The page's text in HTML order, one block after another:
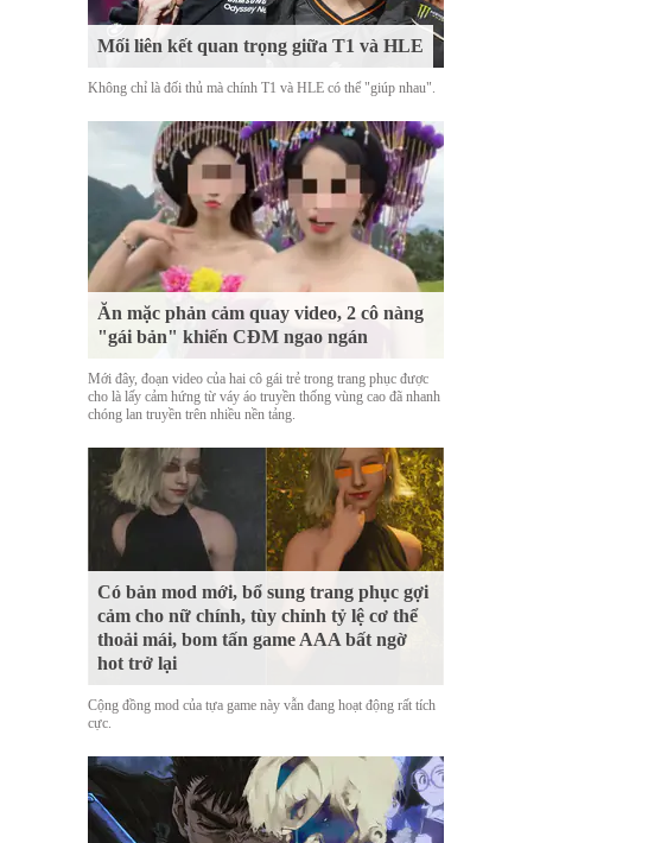
Mối liên kết quan trọng giữa T1 và HLE
Không chỉ là đối thủ mà chính T1 và HLE có thể "giúp nhau".
Ăn mặc phản cảm quay video, 2 cô nàng
"gái bản" khiến CĐM ngao ngán
Mới đây, đoạn video của hai cô gái trẻ trong trang phục được
cho là lấy cảm hứng từ váy áo truyền thống vùng cao đã nhanh
chóng lan truyền trên nhiều nền tảng.
Có bản mod mới, bổ sung trang phục gợi
cảm cho nữ chính, tùy chỉnh tỷ lệ cơ thể
thoải mái, bom tấn game AAA bất ngờ
hot trở lại
Cộng đồng mod của tựa game này vẫn đang hoạt động rất tích
cực.